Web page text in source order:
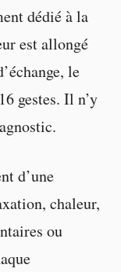
dédié à la
est allongé
le
gestes. Il n’y
d’une
chaleur,
ou